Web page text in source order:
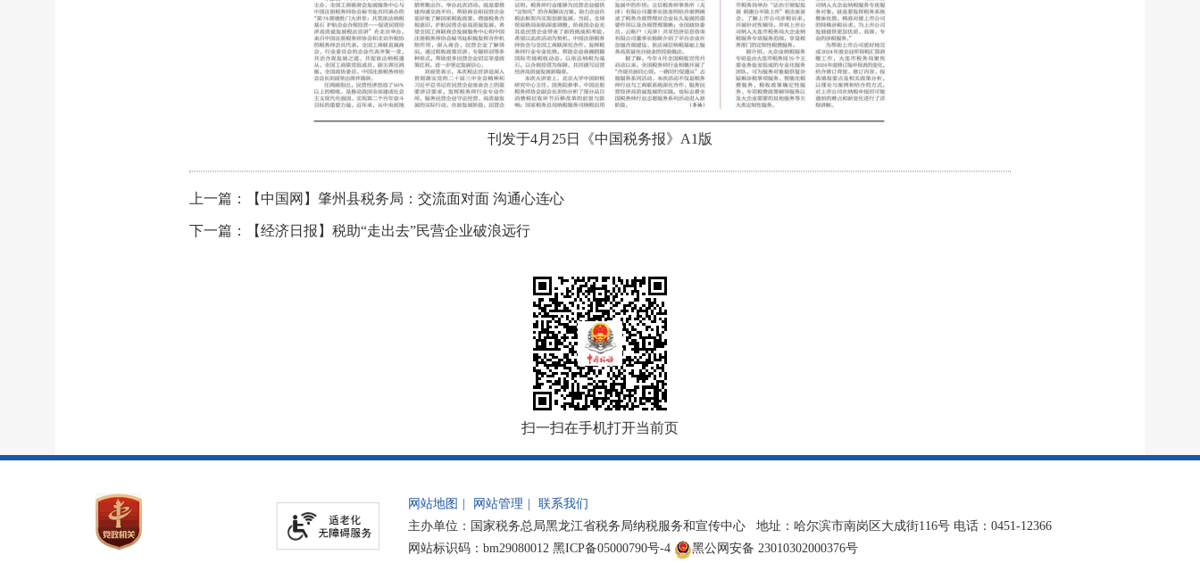
刊发于4月25日《中国税务报》A1版
上一篇：【中国网】肇州县税务局：交流面对面 沟通心连心
下一篇：【经济日报】税助“走出去”民营企业破浪远行
扫一扫在手机打开当前页
网站地图 网站管理
联系我们
主办单位：国家税务总局黑龙江省税务局纳税服务和宣传中心 地址：哈尔滨市南岗区大成街116号 电话：0451-12366
网站标识码：bm29080012 黑ICP备05000790号-4 黑公网安备 23010302000376号